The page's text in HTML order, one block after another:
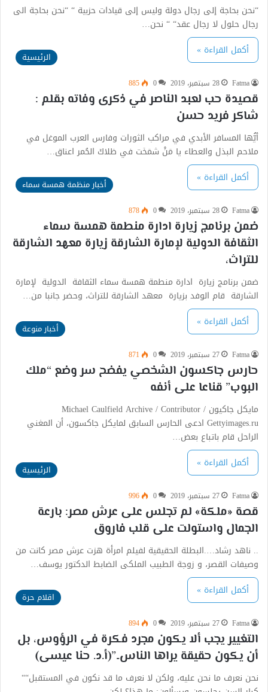
“نحن بحاجة إلى رجال دولة وليس إلى قيادات حزبية “ “نحن بحاجة الى
رجال حلول لا رجال عقد“ “ نحن…
أكمل القراءة »
الرئيسية
Fatma 28 سبتمبر، 2019 0
885
قصيدة حب لعبد الناصر في ذكرى وفاته بقلم :
شاكر فريد حسن
أيُّها المسافر الأبدي في مراكب الثورات وفارس العرب الموغل في
ملاحم البذل والعطاء يا مَنْ شمَخَت في ظلاكَ الحُمر اعناق…
أكمل القراءة »
أخبار منظمة همسة سماء
Fatma 28 سبتمبر، 2019 0
878
ضمن برنامج زيارة ادارة منطمة همسة سماء
الثقافة الدولية لإمارة الشارقة زيارة معهد الشارقة
للتراث،
ضمن برنامج زيارة ادارة منطمة همسة سماء الثقافة الدولية لإمارة
الشارقة قام الوفد بزيارة معهد الشارقة للتراث، وحضر جانبا من…
أكمل القراءة »
أخبار منوعة
Fatma 27 سبتمبر، 2019 0
871
حارس جاكسون الشخصي يفضح سر وضع “ملك
البوب” قناعا على أنفه
مايكل جاكيون Michael Caulfield Archive / Contributor /
Gettyimages.ru ادعى الحارس السابق لمايكل جاكسون، أن المغني
الراحل قام باتباع بعض…
أكمل القراءة »
الرئيسية
Fatma 27 سبتمبر، 2019 0
996
قصة «ملكة» لم تجلس على عرش مصر: بارعة
الجمال واستولت على قلب فاروق
.. ناهد رشاد….البطلة الحقيقية لفيلم امرأة هزت عرش مصر كانت من
وصيفات القصر، و زوجة الطبيب الملكى الضابط الدكتور يوسف…
أكمل القراءة »
اقلام حرة
Fatma 27 سبتمبر، 2019 0
894
التغيير يجب ألا يكون مجرد فكرة في الرؤوس، بل
أن يكون حقيقة يراها الناس..”(أ.د. حنا عيسى)
نحن نعرف ما نحن عليه، ولكن لا نعرف ما قد نكون في المستقبل““